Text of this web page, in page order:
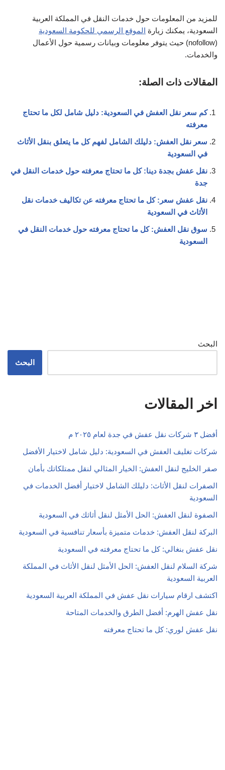
للمزيد من المعلومات حول خدمات النقل في المملكة العربية
السعودية، يمكنك زيارة الموقع الرسمي للحكومة السعودية
(nofollow) حيث يتوفر معلومات وبيانات رسمية حول الأعمال
والخدمات.
المقالات ذات الصلة:
كم سعر نقل العفش في السعودية: دليل شامل لكل ما تحتاج
معرفته
سعر نقل العفش: دليلك الشامل لفهم كل ما يتعلق بنقل الأثاث
في السعودية
نقل عفش بجدة دينا: كل ما تحتاج معرفته حول خدمات النقل في
جدة
نقل عفش سعر: كل ما تحتاج معرفته عن تكاليف خدمات نقل
الأثاث في السعودية
سوق نقل العفش: كل ما تحتاج معرفته حول خدمات النقل في
السعودية
البحث
البحث
اخر المقالات
أفضل ٣ شركات نقل عفش في جدة لعام ٢٠٢٥ م
شركات تغليف العفش في السعودية: دليل شامل لاختيار الأفضل
صقر الخليج لنقل العفش: الخيار المثالي لنقل ممتلكاتك بأمان
الصفرات لنقل الأثاث: دليلك الشامل لاختيار أفضل الخدمات في
السعودية
الصفوة لنقل العفش: الحل الأمثل لنقل أثاثك في السعودية
البركة لنقل العفش: خدمات متميزة بأسعار تنافسية في السعودية
نقل عفش بنغالي: كل ما تحتاج معرفته في السعودية
شركة السلام لنقل العفش: الحل الأمثل لنقل الأثاث في المملكة
العربية السعودية
اكتشف ارقام سيارات نقل عفش في المملكة العربية السعودية
نقل عفش الهرم: أفضل الطرق والخدمات المتاحة
نقل عفش لوري: كل ما تحتاج معرفته